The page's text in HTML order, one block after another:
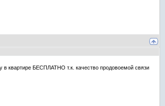
квартире БЕСПЛАТНО т.к. качество продовоемой связи